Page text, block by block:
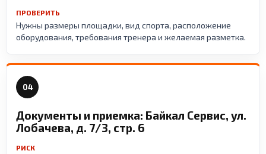
ПРОВЕРИТЬ
Нужны размеры площадки, вид спорта, расположение
оборудования, требования тренера и желаемая разметка.
04
Документы и приемка: Байкал Сервис, ул.
Лобачева, д. 7/3, стр. 6
РИСК